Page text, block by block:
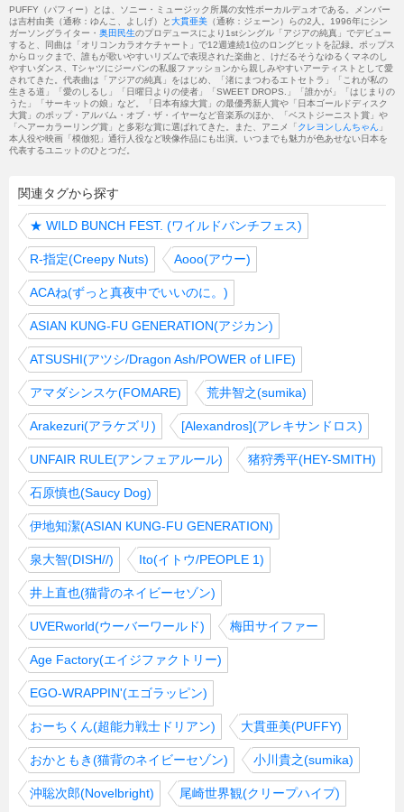
PUFFY（パフィー）とは、ソニー・ミュージック所属の女性ボーカルデュオである。メンバー
は吉村由美（通称：ゆんこ、よしげ）と大貫亜美 （通称：ジェーン）らの2人。1996年にシン
ガーソングライター・ 奥田民生のプロデュースにより1stシングル「アジアの純真」でデビュー
すると、同曲は「オリコンカラオケチャート」で12週連続1位のロングヒットを記録。ポップス
からロックまで、誰もが歌いやすいリズムで表現された楽曲と、けだるそうなゆるくマネのし
やすいダンス、Tシャツにジーパンの私服ファッションから親しみやすいアーティストとして愛
されてきた。代表曲は「アジアの純真」をはじめ、「渚にまつわるエトセトラ」「これが私の
生きる道」「愛のしるし」「日曜日よりの使者」「SWEET DROPS.」「誰かが」「はじまりの
うた」「サーキットの娘」など。「日本有線大賞」の最優秀新人賞や「日本ゴールドディスク
大賞」のポップ・アルバム・オブ・ザ・イヤーなど音楽系のほか、「ベストジーニスト賞」や
「ヘアーカラーリング賞」と多彩な賞に選ばれてきた。また、アニメ「クレヨンしんちゃん 」
本人役や映画「模倣犯」通行人役など映像作品にも出演。いつまでも魅力が色あせない日本を
代表するユニットのひとつだ。
関連タグから探す
★ WILD BUNCH FEST. (ワイルドバンチフェス)
R-指定(Creepy Nuts) Aooo(アウー)
ACAね(ずっと真夜中でいいのに。)
ASIAN KUNG-FU GENERATION(アジカン)
ATSUSHI(アツシ/Dragon Ash/POWER of LIFE)
アマダシンスケ(FOMARE) 荒井智之(sumika)
Arakezuri(アラケズリ) [Alexandros](アレキサンドロス)
UNFAIR RULE(アンフェアルール) 猪狩秀平(HEY-SMITH)
石原慎也(Saucy Dog)
伊地知潔(ASIAN KUNG-FU GENERATION)
泉大智(DISH//) Ito(イトウ/PEOPLE 1)
井上直也(猫背のネイビーセゾン)
UVERworld(ウーバーワールド) 梅田サイファー
Age Factory(エイジファクトリー)
EGO-WRAPPIN'(エゴラッピン)
おーちくん(超能力戦士ドリアン) 大貫亜美(PUFFY)
おかともき(猫背のネイビーセゾン) 小川貴之(sumika)
沖聡次郎(Novelbright) 尾崎世界観(クリープハイプ)